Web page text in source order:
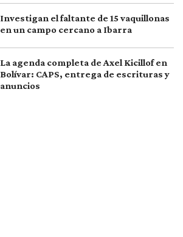
Investigan el faltante de 15 vaquillonas
en un campo cercano a Ibarra
La agenda completa de Axel Kicillof en
Bolívar: CAPS, entrega de escrituras y
anuncios